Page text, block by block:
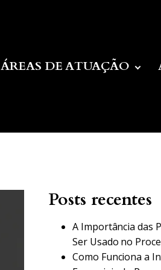
ÁREAS DE ATUAÇÃO
Posts recentes
A Importância das
Ser Usado no
Como Funciona a